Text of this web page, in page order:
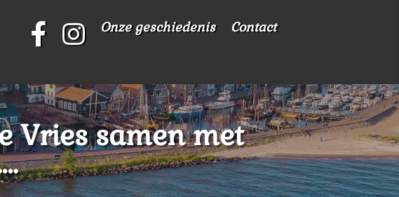
Onze geschiedenis Contact
Vries samen met